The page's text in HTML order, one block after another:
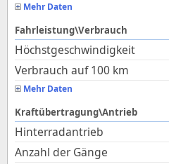
Mehr Daten
Fahrleistung\Verbrauch
Höchstgeschwindigkeit
Verbrauch auf 100 km
Mehr Daten
Kraftübertragung\Antrieb
Hinterradantrieb
Anzahl der Gänge